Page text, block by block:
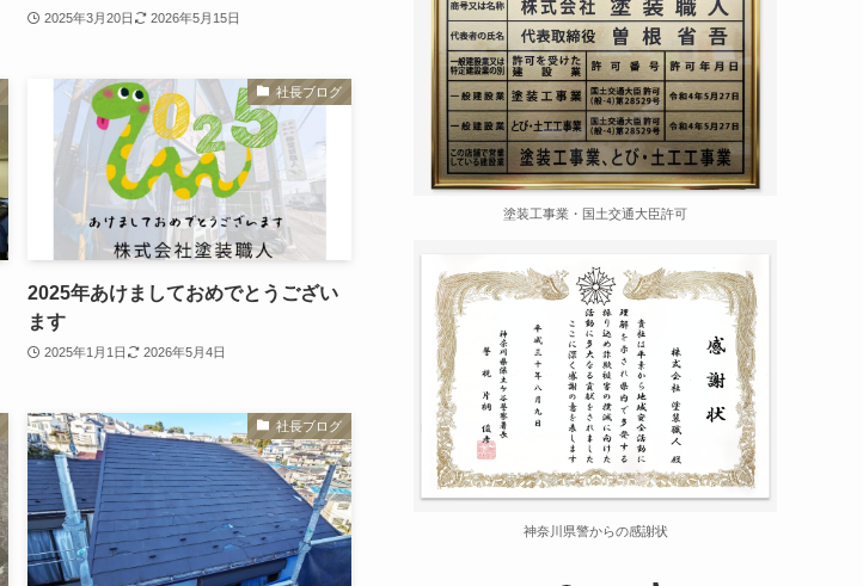
2025年3月20日 2026年5月15日
社長ブログ
2025年あけましておめでとうござい
ます
2025年1月1日 2026年5月4日
社長ブログ
塗装工事業・国土交通大臣許可
神奈川県警からの感謝状